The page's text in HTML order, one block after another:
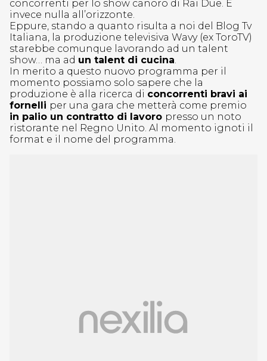
concorrenti per lo show canoro di Rai Due. E
invece nulla all’orizzonte.
Eppure, stando a quanto risulta a noi del Blog Tv
Italiana, la produzione televisiva Wavy (ex ToroTV)
starebbe comunque lavorando ad un talent
show… ma ad un talent di cucina
In merito a questo nuovo programma per il
momento possiamo solo sapere che la
produzione è alla ricerca di concorrenti bravi ai
fornelli per una gara che metterà come premio
in palio un contratto di lavoro presso un noto
ristorante nel Regno Unito. Al momento ignoti il
format e il nome del programma.